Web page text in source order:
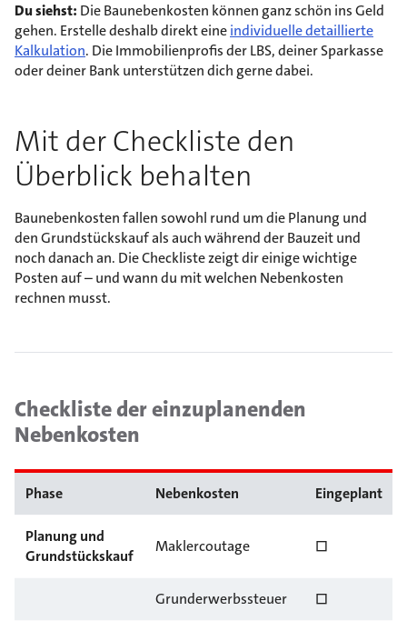
Du siehst: Die Baunebenkosten können ganz schön ins Geld
gehen. Erstelle deshalb direkt eineindividuelle detaillierte
Kalkulation. Die Immobilienprofis der LBS, deiner Sparkasse
oder deiner Bank unterstützen dich gerne dabei.
Mit der Checkliste den
Überblick behalten
Baunebenkosten fallen sowohl rund um die Planung und
den Grundstückskauf als auch während der Bauzeit und
noch danach an. Die Checkliste zeigt dir einige wichtige
Posten auf – und wann du mit welchen Nebenkosten
rechnen musst.
Checkliste der einzuplanenden
Nebenkosten
Phase Nebenkosten Eingeplant
Planung und
Grundstückskauf
Maklercoutage ☐
Grunderwerbssteuer ☐